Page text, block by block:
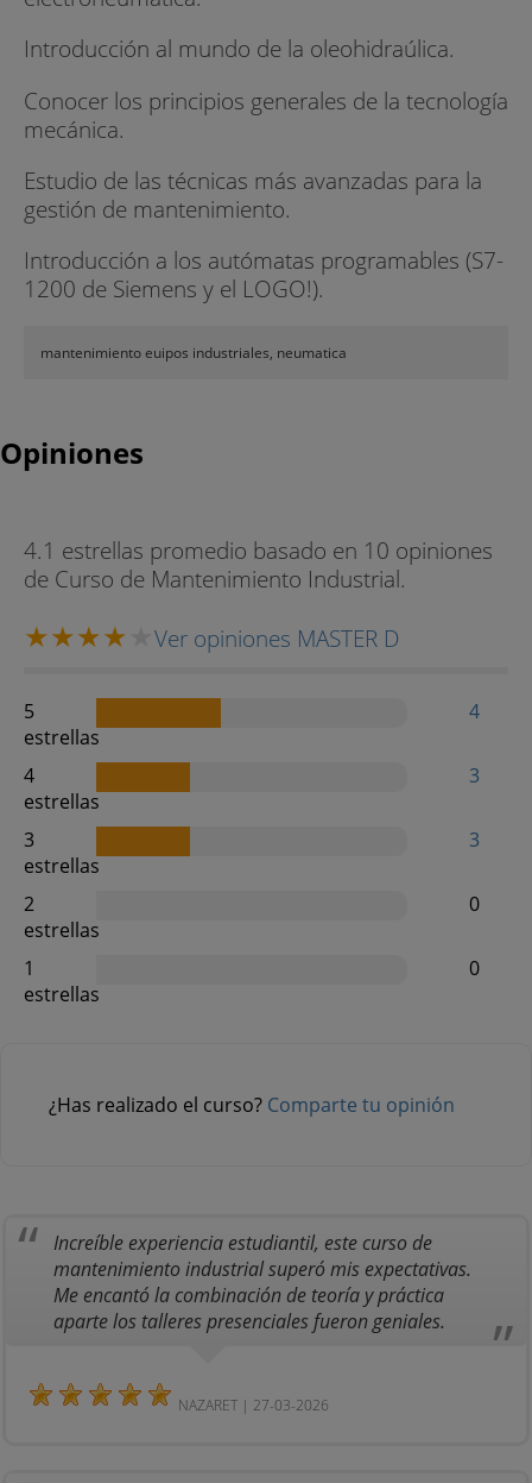
Introducción al mundo de la oleohidraúlica.
Conocer los principios generales de la tecnología
mecánica.
Estudio de las técnicas más avanzadas para la
gestión de mantenimiento.
Introducción a los autómatas programables (S7-
1200 de Siemens y el LOGO!).
mantenimiento euipos industriales, neumatica
Opiniones
4.1 estrellas promedio basado en 10 opiniones
de Curso de Mantenimiento Industrial.
Ver opiniones MASTER D
5
estrellas
4
4
estrellas
3
3
estrellas
3
2
estrellas
0
1
estrellas
0
¿Has realizado el curso? Comparte tu opinión
Increíble experiencia estudiantil, este curso de
mantenimiento industrial superó mis expectativas.
Me encantó la combinación de teoría y práctica
aparte los talleres presenciales fueron geniales.
NAZARET | 27-03-2026